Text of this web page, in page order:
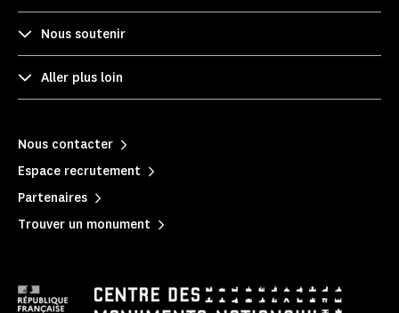
Nous soutenir
Aller plus loin
Nous contacter
Espace recrutement
Partenaires
Trouver un monument